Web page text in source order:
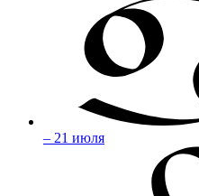
– 21 июля